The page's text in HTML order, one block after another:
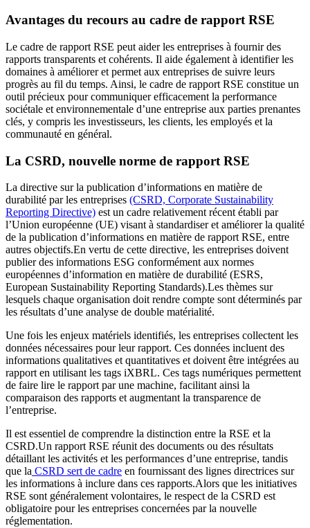
Avantages du recours au cadre de rapport RSE
Le cadre de rapport RSE peut aider les entreprises à fournir des
rapports transparents et cohérents. Il aide également à identifier les
domaines à améliorer et permet aux entreprises de suivre leurs
progrès au fil du temps. Ainsi, le cadre de rapport RSE constitue un
outil précieux pour communiquer efficacement la performance
sociétale et environnementale d’une entreprise aux parties prenantes
clés, y compris les investisseurs, les clients, les employés et la
communauté en général.
La CSRD, nouvelle norme de rapport RSE
La directive sur la publication d’informations en matière de
durabilité par les entreprises (CSRD, Corporate Sustainability
Reporting Directive) est un cadre relativement récent établi par
l’Union européenne (UE) visant à standardiser et améliorer la qualité
de la publication d’informations en matière de rapport RSE, entre
autres objectifs.En vertu de cette directive, les entreprises doivent
publier des informations ESG conformément aux normes
européennes d’information en matière de durabilité (ESRS,
European Sustainability Reporting Standards).Les thèmes sur
lesquels chaque organisation doit rendre compte sont déterminés par
les résultats d’une analyse de double matérialité.
Une fois les enjeux matériels identifiés, les entreprises collectent les
données nécessaires pour leur rapport. Ces données incluent des
informations qualitatives et quantitatives et doivent être intégrées au
rapport en utilisant les tags iXBRL. Ces tags numériques permettent
de faire lire le rapport par une machine, facilitant ainsi la
comparaison des rapports et augmentant la transparence de
l’entreprise.
Il est essentiel de comprendre la distinction entre la RSE et la
CSRD.Un rapport RSE réunit des documents ou des résultats
détaillant les activités et les performances d’une entreprise, tandis
que la CSRD sert de cadre en fournissant des lignes directrices sur
les informations à inclure dans ces rapports.Alors que les initiatives
RSE sont généralement volontaires, le respect de la CSRD est
obligatoire pour les entreprises concernées par la nouvelle
réglementation.